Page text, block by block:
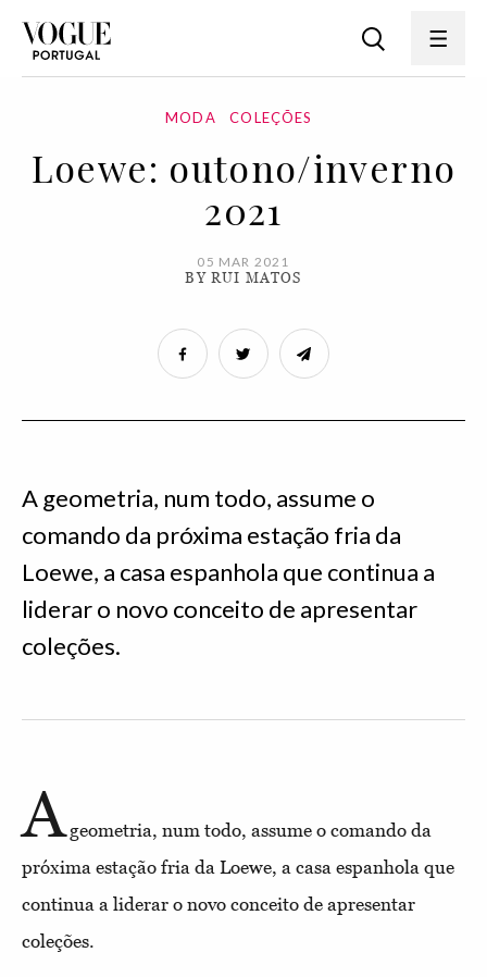
MODA COLEÇÕES
Loewe: outono/inverno
2021
05 MAR 2021
BY RUI MATOS
A geometria, num todo, assume o
comando da próxima estação fria da
Loewe, a casa espanhola que continua a
liderar o novo conceito de apresentar
coleções.
Ageometria, num todo, assume o comando da
próxima estação fria da Loewe, a casa espanhola que
continua a liderar o novo conceito de apresentar
coleções.